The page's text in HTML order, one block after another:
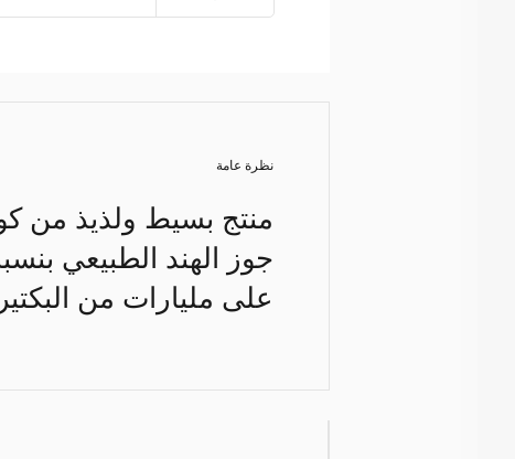
نظرة عامة
منتج بسيط ولذيذ من
على مليارات من